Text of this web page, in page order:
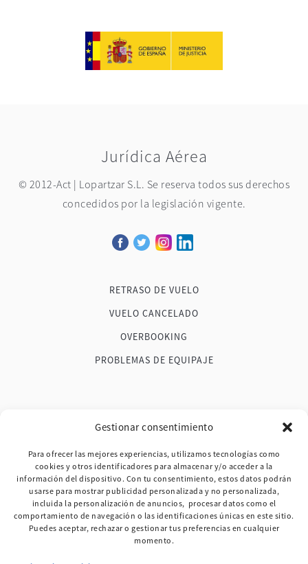
Gestionar consentimiento
Para ofrecer las mejores experiencias, utilizamos tecnologías como
cookies y otros identificadores para almacenar y/o acceder a la
información del dispositivo. Con tu consentimiento, estos datos podrán
usarse para mostrar publicidad personalizada y no personalizada,
incluida la personalización de anuncios, procesar datos como el
comportamiento de navegación o las identificaciones únicas en este sitio.
Puedes aceptar, rechazar o gestionar tus preferencias en cualquier
momento.
Jurídica Aérea
© 2012-Act | Lopartzar S.L. Se reserva todos sus derechos
concedidos por la legislación vigente.
RETRASO DE VUELO
VUELO CANCELADO
OVERBOOKING
PROBLEMAS DE EQUIPAJE
FAQ
BLOG
TESTIMONIOS
MAPA DE LA WEB
CONTACTO